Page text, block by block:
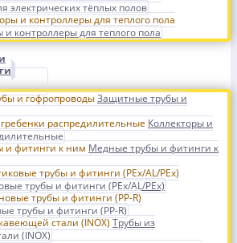
электрических тёплых полов
и контроллеры для теплого пола
Защитные трубы и
Коллекторы и
Медные трубы и фитинги к
трубы и фитинги (PEx/AL/PEx)
трубы и фитинги (PP-R)
Трубы из
(INOX)